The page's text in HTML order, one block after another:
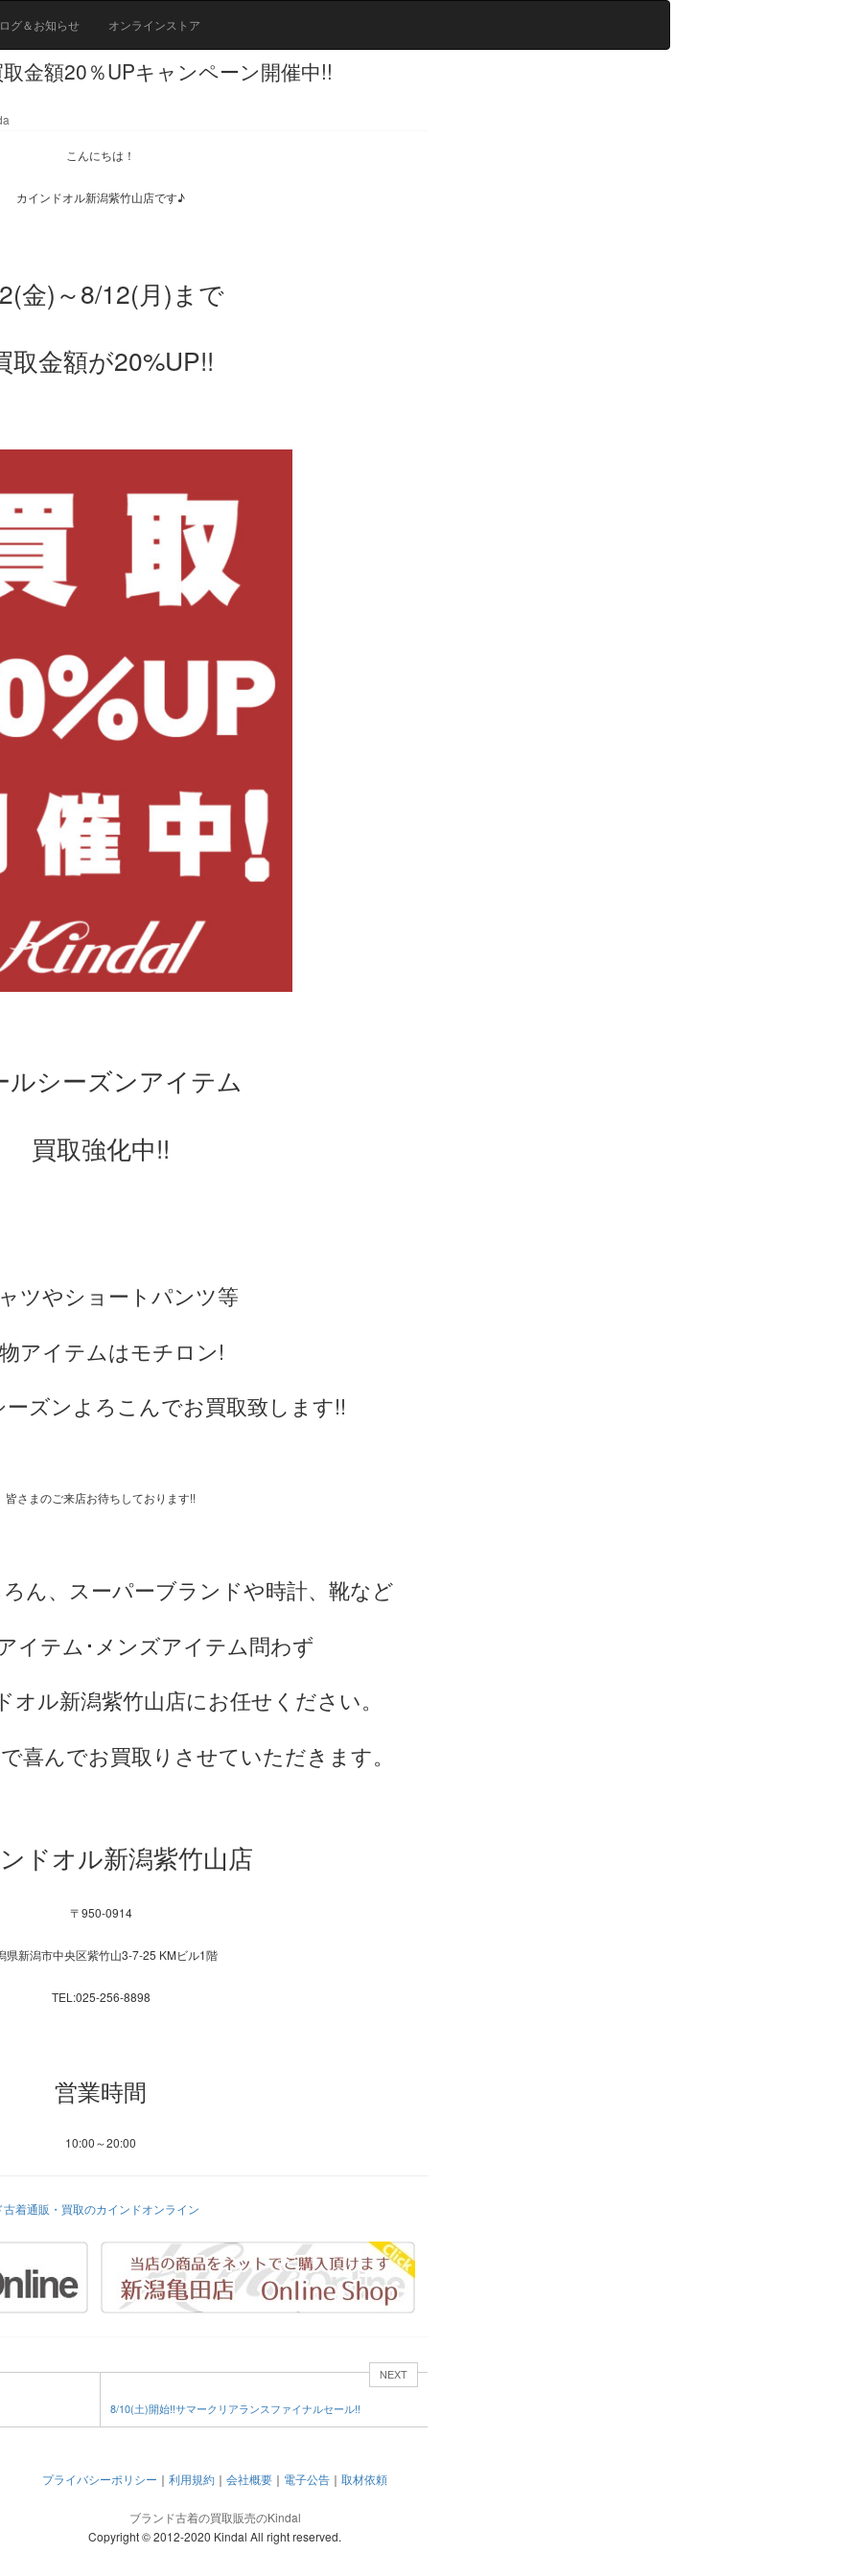
グ＆お知らせ オンラインストア
金額20％UPキャンペーン開催中!!
こんにちは！
カインドオル新潟紫竹山店です♪
金)～8/12(月)まで
取金額が20%UP!!
ルシーズンアイテム
買取強化中!!
ツやショートパンツ等
アイテムはモチロン!
ズンよろこんでお買取致します!!
皆さまのご来店お待ちしております!!
ん、スーパーブランドや時計、靴など
イテム･メンズアイテム問わず
ル新潟紫竹山店にお任せください。
喜んでお買取りさせていただきます。
ドオル新潟紫竹山店
〒950-0914
県新潟市中央区紫竹山3-7-25 KMビル1階
TEL:025-256-8898
営業時間
10:00～20:00
古着通販・買取のカインドオンライン
NEXT
8/10(土)開始!!サマークリアランスファイナルセール!!
プライバシーポリシー ｜ 利用規約 ｜ 会社概要 ｜ 電子公告 ｜ 取材依頼
ブランド古着の買取販売のKindal
Copyright © 2012-2020 Kindal All right reserved.